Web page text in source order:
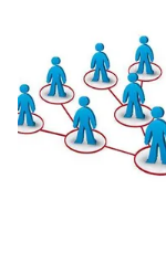
THỜI BÁO VTV
Theo dõi báo trên